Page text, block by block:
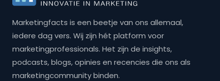
Marketingfacts is een beetje van ons allemaal,
iedere dag vers. Wij zijn hét platform voor
marketingprofessionals. Het zijn de insights,
podcasts, blogs, opinies en recencies die ons als
marketingcommunity binden.